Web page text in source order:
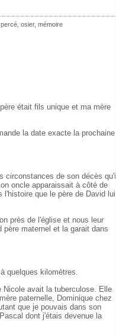
osier, mémoire
était fils unique et ma mère
la date exacte la prochaine
circonstances de son décès qu'il
oncle apparaissait à côté de
que le père de David lui
près de l'église et nous leur
maternel et la garait dans
quelques kilomètres.
avait la tuberculose. Elle
paternelle, Dominique chez
que je pouvais dans son
dont j'étais devenue la